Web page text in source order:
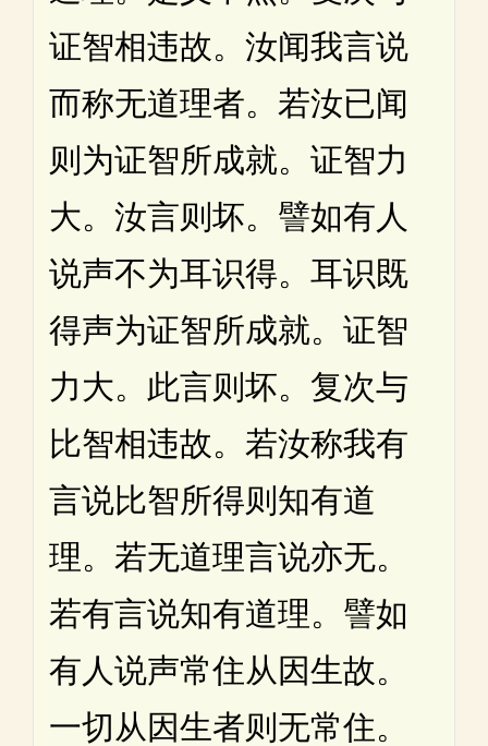
证智相违故。汝闻我言说
而称无道理者。若汝已闻
则为证智所成就。证智力
大。汝言则坏。譬如有人
说声不为耳识得。耳识既
得声为证智所成就。证智
力大。此言则坏。复次与
比智相违故。若汝称我有
言说比智所得则知有道
理。若无道理言说亦无。
若有言说知有道理。譬如
有人说声常住从因生故。
一切从因生者则无常住。